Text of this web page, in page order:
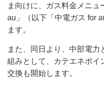
ま向けに、ガス料金メニ
au」（以下「中電ガス for
ます。
また、同日より、中部電力
組みとして、カテエネポイ
交換も開始します。